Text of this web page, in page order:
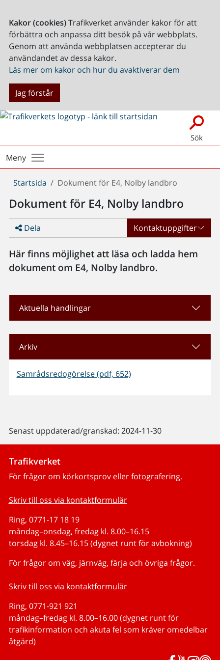
Kakor (cookies)Trafikverket använder kakor för att
förbättra och anpassa ditt besök på vår webbplats.
Genom att använda webbplatsen accepterar du
användandet av dessa kakor.
Läs mer om kakor och hur du avaktiverar dem
Jag förstår
Sök
Meny
Du
här:
Startsida Dokument för E4, Nolby landbro
Dokument för E4, Nolby landbro
Dela Kontaktuppgifter
Här finns möjlighet att läsa och ladda hem
dokument om E4, Nolby landbro.
Aktuella handlingar
Arkiv
Samrådsredogörelse (pdf, 652)
Senast uppdaterad/granskad: 2024-11-30
Trafikverket
För frågor om körkortsprov eller fotografering.
Skriv till oss via kontaktformulär
Ring, 0771-17 18 19
måndag–onsdag, fredag kl. 8.00–16.15
torsdag kl. 8.45–16.15 (dygnet runt för avbokning)
För frågor om väg, järnväg, färja och övriga frågor.
Skriv till oss via kontaktformulär
Ring, 0771-921 921
måndag–fredag kl. 8.00–16.00 (dygnet runt för
trafikinformation och akuta fel som kräver omedelbar
åtgärd)